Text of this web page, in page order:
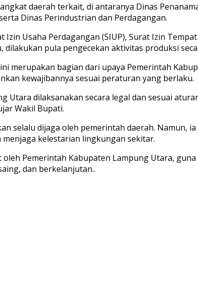
daerah terkait, di antaranya Dinas
Dinas Perindustrian dan Perdagangan.
Usaha Perdagangan (SIUP), Surat Izin
pula pengecekan aktivitas produksi
merupakan bagian dari upaya Pemerintah
kewajibannya sesuai peraturan yang berlaku.
Utara dilaksanakan secara legal dan sesuai
Wakil Bupati.
selalu dijaga oleh pemerintah daerah. Namun,
kelestarian lingkungan sekitar.
Pemerintah Kabupaten Lampung Utara,
dan berkelanjutan..